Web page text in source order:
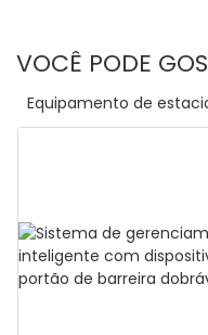
VOCÊ PODE
Equipamento de